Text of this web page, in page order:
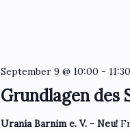
Grundlagen des
September 9 @ 10:00 - 11:30
Urania Barnim e. V. - Neu!